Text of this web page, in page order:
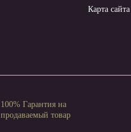
Карта сайта
100% Гарантия на
продаваемый товар